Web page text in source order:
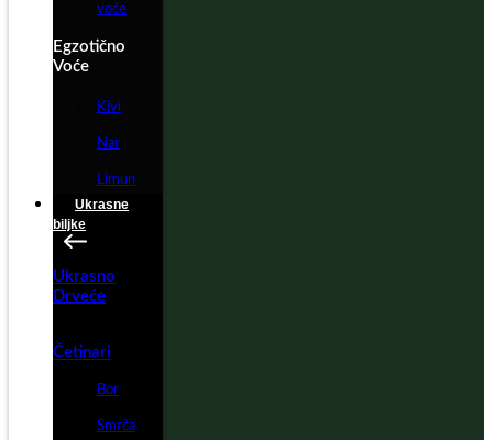
voće
Egzotično
Voće
Kivi
Nar
Limun
Ukrasne
biljke
Ukrasno
Drveće
Četinari
Bor
Smrča